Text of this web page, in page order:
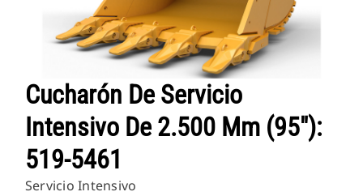
Cucharón De Servicio
Intensivo De 2.500 Mm (95"):
519-5461
Servicio Intensivo